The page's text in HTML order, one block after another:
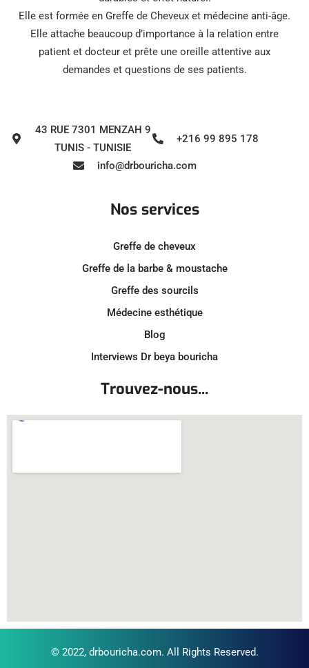
Elle est formée en Greffe de Cheveux et médecine anti-âge.
Elle attache beaucoup d’importance à la relation entre
patient et docteur et prête une oreille attentive aux
demandes et questions de ses patients.
43 RUE 7301 MENZAH 9
TUNIS - TUNISIE
+216 99 895 178
info@drbouricha.com
Nos services
Greffe de cheveux
Greffe de la barbe & moustache
Greffe des sourcils
Médecine esthétique
Blog
Interviews Dr beya bouricha
Trouvez-nous...
© 2022, drbouricha.com. All Rights Reserved.